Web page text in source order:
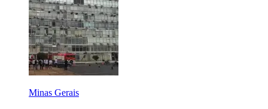
Minas Gerais